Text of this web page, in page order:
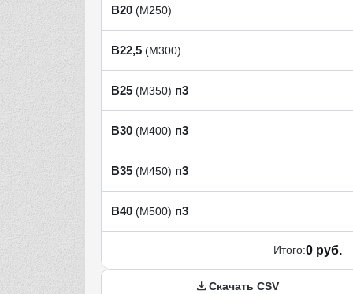
В20 (М250)
В22,5 (М300)
В25 (М350) п3
В30 (М400) п3
В35 (М450) п3
В40 (М500) п3
Итого:0 руб.
Скачать CSV